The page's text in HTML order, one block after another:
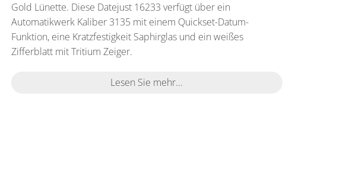
Gold Lünette. Diese Datejust 16233 verfügt über ein
Automatikwerk Kaliber 3135 mit einem Quickset-Datum-
Funktion, eine Kratzfestigkeit Saphirglas und ein weißes
Zifferblatt mit Tritium Zeiger.
Lesen Sie mehr...